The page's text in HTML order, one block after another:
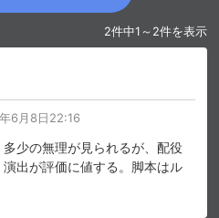
閉じる
情報、本人連絡先、パスワード 、クレ
2件中1～2件を表示
6月8日22:16
少の無理が見られるが、配役
出が評価に値する。脚本はル